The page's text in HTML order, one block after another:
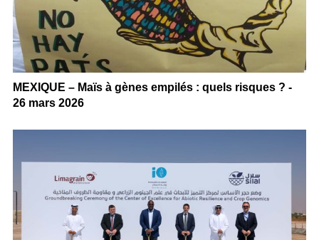
MEXIQUE – Maïs à gènes empilés : quels risques ? -
26 mars 2026